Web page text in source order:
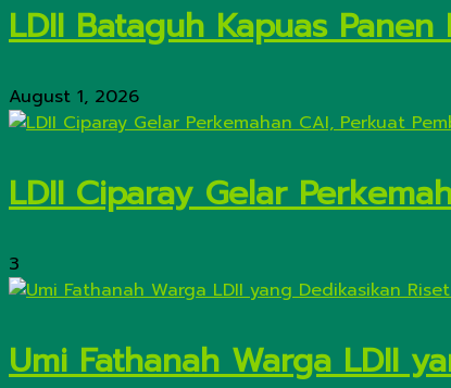
LDII Bataguh Kapuas
August 1, 2026
LDII Ciparay Gelar
3
Umi Fathanah Warga LDII